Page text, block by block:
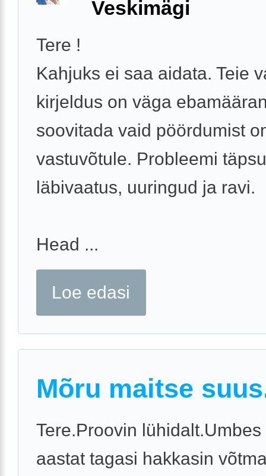
Veskimägi
Tere !
Kahjuks ei saa aidata. Teie
kirjeldus on väga
soovitada vaid pöördumist
vastuvõtule. Probleemi
läbivaatus, uuringud ja ravi.
Head ...
Loe edasi
Mõru maitse
Tere.Proovin lühidalt.Umbes
aastat tagasi hakkasin